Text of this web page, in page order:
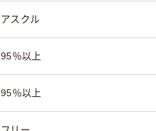
アスクル
95％以上
95％以上